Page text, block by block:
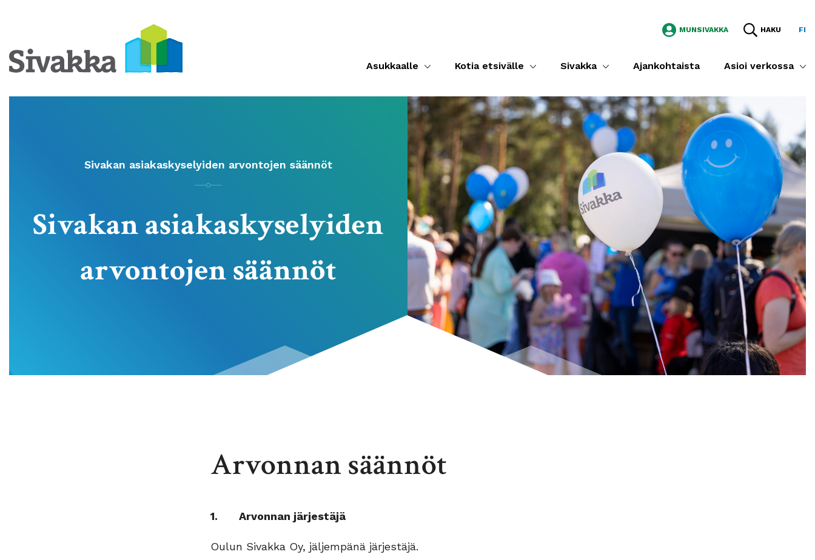
MUNSIVAKKA HAKU FI
Asukkaalle Kotia etsivälle Sivakka Ajankohtaista Asioi verkossa
Sivakan asiakaskyselyiden arvontojen säännöt
Sivakan asiakaskyselyiden
arvontojen säännöt
Arvonnan säännöt
1. Arvonnan järjestäjä
Oulun Sivakka Oy, jäljempänä järjestäjä.